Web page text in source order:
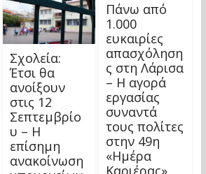
Σχολεία:
Έτσι θα
ανοίξουν
στις 12
Σεπτεμβρίο
υ – Η
επίσημη
ανακοίνωση
Πάνω από
1.000
ευκαιρίες
απασχόληση
ς στη Λάρισα
– Η αγορά
εργασίας
συναντά
τους πολίτες
στην 49η
«Ημέρα